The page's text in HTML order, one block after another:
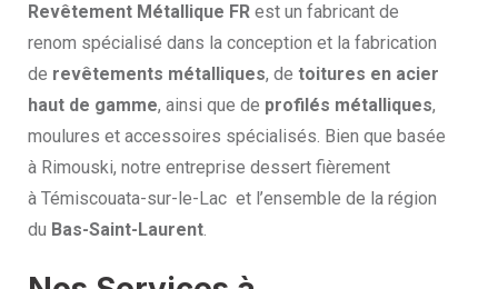
Revêtement Métallique FR est un fabricant de
renom spécialisé dans la conception et la fabrication
de revêtements métalliques, de toitures en acier
haut de gamme, ainsi que de profilés métalliques,
moulures et accessoires spécialisés. Bien que basée
à Rimouski, notre entreprise dessert fièrement
à Témiscouata-sur-le-Lac et l’ensemble de la région
du Bas-Saint-Laurent.